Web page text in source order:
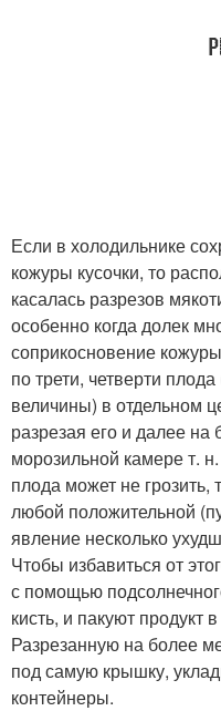
Если в холодильнике
кожуры кусочки, то
касалась разрезов
особенно когда долек
соприкосновение
по трети, четверти
величины) в отдельном
разрезая его и далее на
морозильной камере т.
плода может не
любой положительной
явление несколько
Чтобы избавиться от
с помощью
кисть, и пакуют
Разрезанную на более
под самую крышку,
контейнеры.